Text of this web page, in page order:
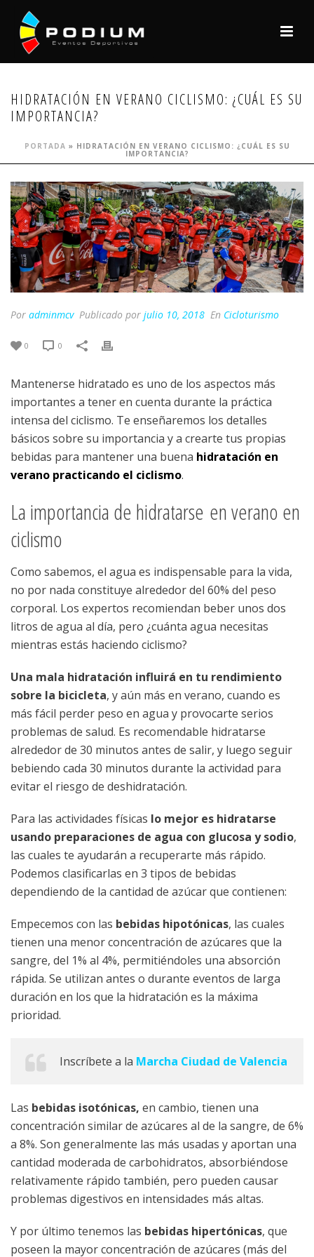
HIDRATACIÓN EN VERANO CICLISMO: ¿CUÁL ES SU
IMPORTANCIA?
PORTADA » HIDRATACIÓN EN VERANO CICLISMO: ¿CUÁL ES SU
IMPORTANCIA?
Por adminmcv Publicado por julio 10, 2018 En Cicloturismo
0 0
Mantenerse hidratado es uno de los aspectos más
importantes a tener en cuenta durante la práctica
intensa del ciclismo. Te enseñaremos los detalles
básicos sobre su importancia y a crearte tus propias
bebidas para mantener una buena hidratación en
verano practicando el ciclismo.
La importancia de hidratarse en verano en
ciclismo
Como sabemos, el agua es indispensable para la vida,
no por nada constituye alrededor del 60% del peso
corporal. Los expertos recomiendan beber unos dos
litros de agua al día, pero ¿cuánta agua necesitas
mientras estás haciendo ciclismo?
Una mala hidratación influirá en tu rendimiento
sobre la bicicleta, y aún más en verano, cuando es
más fácil perder peso en agua y provocarte serios
problemas de salud. Es recomendable hidratarse
alrededor de 30 minutos antes de salir, y luego seguir
bebiendo cada 30 minutos durante la actividad para
evitar el riesgo de deshidratación.
Para las actividades físicas lo mejor es hidratarse
usando preparaciones de agua con glucosa y sodio,
las cuales te ayudarán a recuperarte más rápido.
Podemos clasificarlas en 3 tipos de bebidas
dependiendo de la cantidad de azúcar que contienen:
Empecemos con las bebidas hipotónicas, las cuales
tienen una menor concentración de azúcares que la
sangre, del 1% al 4%, permitiéndoles una absorción
rápida. Se utilizan antes o durante eventos de larga
duración en los que la hidratación es la máxima
prioridad.
Inscríbete a la Marcha Ciudad de Valencia
Las bebidas isotónicas, en cambio, tienen una
concentración similar de azúcares al de la sangre, de 6%
a 8%. Son generalmente las más usadas y aportan una
cantidad moderada de carbohidratos, absorbiéndose
relativamente rápido también, pero pueden causar
problemas digestivos en intensidades más altas.
Y por último tenemos las bebidas hipertónicas, que
poseen la mayor concentración de azúcares (más del